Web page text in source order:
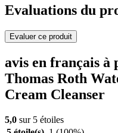
Evaluations du
Evaluer ce produit
avis en français à
Thomas Roth
Cream Cleanser
5,0 sur 5 étoiles